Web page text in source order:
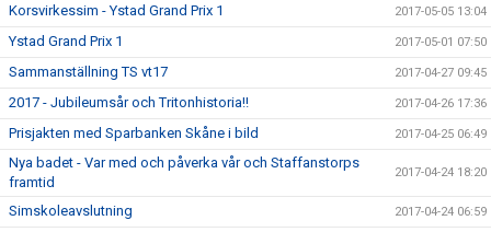
Korsvirkessim - Ystad Grand Prix 1 2017-05-05 13:04
Ystad Grand Prix 1 2017-05-01 07:50
Sammanställning TS vt17 2017-04-27 09:45
2017 - Jubileumsår och Tritonhistoria!! 2017-04-26 17:36
Prisjakten med Sparbanken Skåne i bild 2017-04-25 06:49
Nya badet - Var med och påverka vår och Staffanstorps
framtid
2017-04-24 18:20
Simskoleavslutning 2017-04-24 06:59